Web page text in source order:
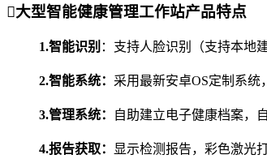
大型智能健康管理工作站产品特点
1.智能识别 ：支持人脸识别（支持本地
2.智能系统： 采用最新安卓OS定制系
3.管理系统： 自助建立电子健康档案，
4.报告获取： 显示检测报告，彩色激光